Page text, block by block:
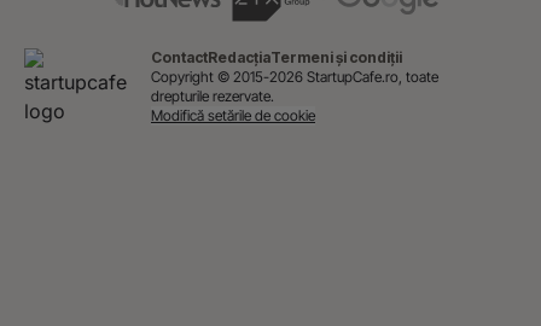
ContactRedacțiaTermeni și condiții
Copyright © 2015-2026 StartupCafe.ro, toate
drepturile rezervate.
Modifică setările de cookie